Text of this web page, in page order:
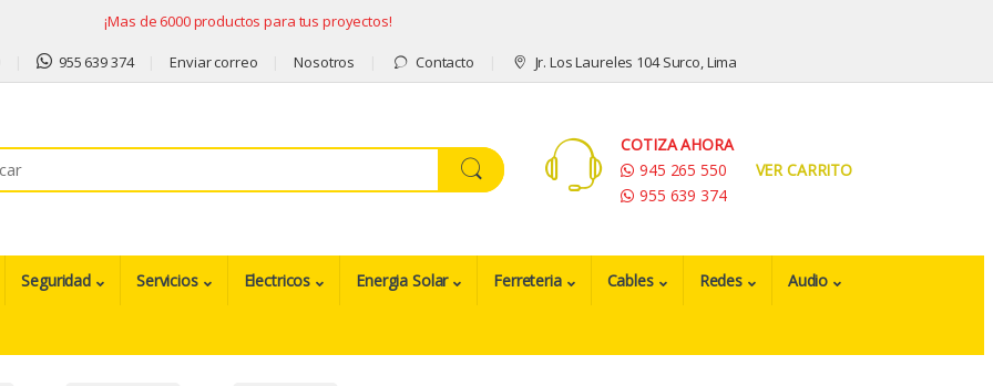
¡Mas de 6000 productos para tus proyectos!
955 639 374 Enviar correo Nosotros Contacto Jr. Los Laureles 104 Surco, Lima
COTIZA AHORA
945 265 550
955 639 374
VER CARRITO
Seguridad Servicios Electricos Energia Solar Ferreteria Cables Redes Audio